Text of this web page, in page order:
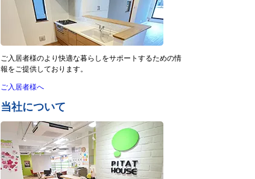
ご入居者様のより快適な暮らしをサポートするための情
報をご提供しております。
ご入居者様へ
当社について